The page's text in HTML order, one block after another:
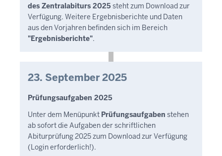
des Zentralabiturs 2025steht zum Download zur
Verfügung. Weitere Ergebnisberichte und Daten
aus den Vorjahren befinden sich im Bereich
"Ergebnisberichte".
23. September 2025
Prüfungsaufgaben 2025
Unter dem Menüpunkt Prüfungsaufgaben stehen
ab sofort die Aufgaben der schriftlichen
Abiturprüfung 2025 zum Download zur Verfügung
(Login erforderlich!).